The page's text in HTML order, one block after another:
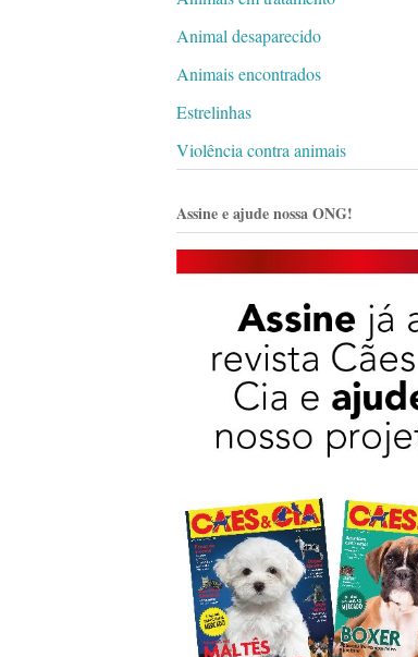
Animal desaparecido
Animais encontrados
Estrelinhas
Violência contra animais
Assine e ajude nossa ONG!